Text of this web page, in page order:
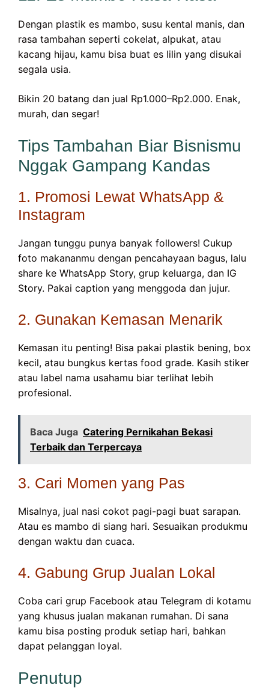
Dengan plastik es mambo, susu kental manis, dan
rasa tambahan seperti cokelat, alpukat, atau
kacang hijau, kamu bisa buat es lilin yang disukai
segala usia.
Bikin 20 batang dan jual Rp1.000–Rp2.000. Enak,
murah, dan segar!
Tips Tambahan Biar Bisnismu
Nggak Gampang Kandas
1. Promosi Lewat WhatsApp &
Instagram
Jangan tunggu punya banyak followers! Cukup
foto makananmu dengan pencahayaan bagus, lalu
share ke WhatsApp Story, grup keluarga, dan IG
Story. Pakai caption yang menggoda dan jujur.
2. Gunakan Kemasan Menarik
Kemasan itu penting! Bisa pakai plastik bening, box
kecil, atau bungkus kertas food grade. Kasih stiker
atau label nama usahamu biar terlihat lebih
profesional.
Baca Juga Catering Pernikahan Bekasi
Terbaik dan Terpercaya
3. Cari Momen yang Pas
Misalnya, jual nasi cokot pagi-pagi buat sarapan.
Atau es mambo di siang hari. Sesuaikan produkmu
dengan waktu dan cuaca.
4. Gabung Grup Jualan Lokal
Coba cari grup Facebook atau Telegram di kotamu
yang khusus jualan makanan rumahan. Di sana
kamu bisa posting produk setiap hari, bahkan
dapat pelanggan loyal.
Penutup